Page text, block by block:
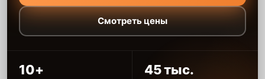
Смотреть цены
10+ 45 тыс.